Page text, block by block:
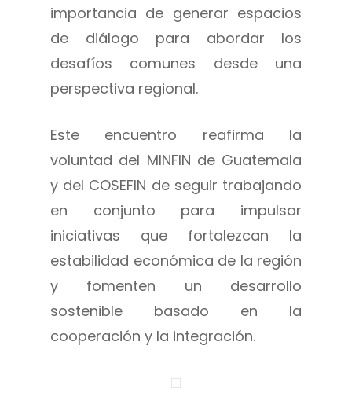
importancia de generar espacios
de diálogo para abordar los
desafíos comunes desde una
perspectiva regional.
Este encuentro reafirma la
voluntad del MINFIN de Guatemala
y del COSEFIN de seguir trabajando
en conjunto para impulsar
iniciativas que fortalezcan la
estabilidad económica de la región
y fomenten un desarrollo
sostenible basado en la
cooperación y la integración.